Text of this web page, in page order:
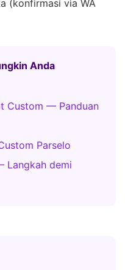
(konfirmasi via WA
Anda
Custom — Panduan
Parselo
Langkah demi